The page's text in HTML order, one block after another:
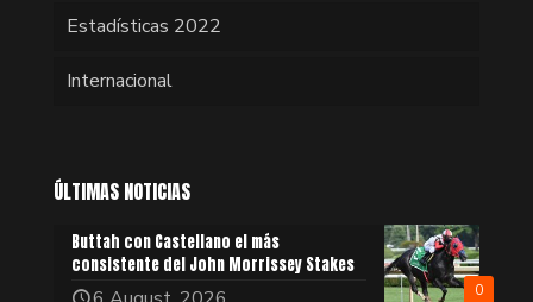
Estadísticas 2022
Internacional
ÚLTIMAS NOTICIAS
0
Buttah con Castellano el más
consistente del John Morrissey Stakes